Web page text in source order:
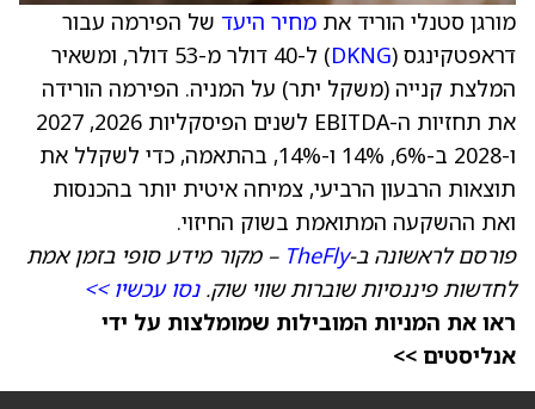
מורגן סטנלי הוריד את מחיר היעד של הפירמה עבור
דראפטקינגס (DKNG
) ל-40 דולר מ-53 דולר, ומשאיר
המלצת קנייה (משקל יתר) על המניה. הפירמה הורידה
את תחזיות ה-EBITDA לשנים הפיסקליות 2026, 2027
ו-2028 ב-6%, 14% ו-14%, בהתאמה, כדי לשקלל את
תוצאות הרבעון הרביעי, צמיחה איטית יותר בהכנסות
ואת ההשקעה המתואמת בשוק החיזוי.
פורסם לראשונה ב-TheFly – מקור מידע סופי בזמן אמת
לחדשות פיננסיות שוברות שווי שוק.נסו עכשיו >>
ראו את המניות המובילות שמומלצות על ידי
אנליסטים >>